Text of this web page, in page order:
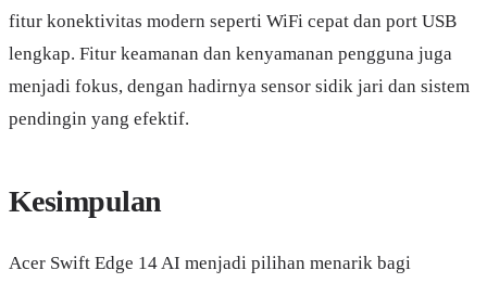
fitur konektivitas modern seperti WiFi cepat dan port USB
lengkap. Fitur keamanan dan kenyamanan pengguna juga
menjadi fokus, dengan hadirnya sensor sidik jari dan sistem
pendingin yang efektif.
Kesimpulan
Acer Swift Edge 14 AI menjadi pilihan menarik bagi